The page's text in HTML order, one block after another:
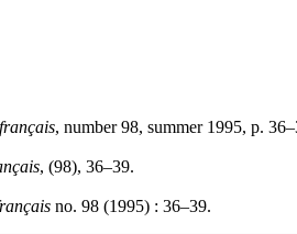
, number 98, summer 1995, p.
, (98), 36–39.
no. 98 (1995) : 36–39.